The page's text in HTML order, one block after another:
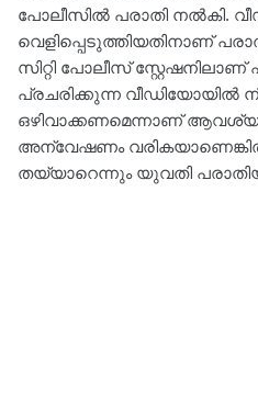
പോലീസിൽ പരാതി നൽകി.
വെളിപ്പെടുത്തിയതിനാണ്
സിറ്റി പോലീസ്
പ്രചരിക്കുന്ന വീഡിയോയിൽ
ഒഴിവാക്കണമെന്നാണ്
അന്വേഷണം
തയ്യാറെന്നും യുവതി